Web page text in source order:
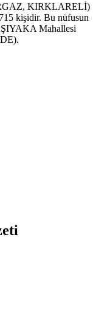
KIRKLARELİ)
kişidir. Bu nüfusun
Mahallesi